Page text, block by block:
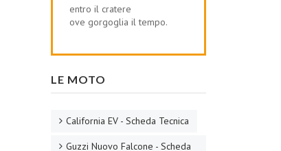
entro il cratere
ove gorgoglia il tempo.
LE MOTO
California EV - Scheda Tecnica
Guzzi Nuovo Falcone - Scheda